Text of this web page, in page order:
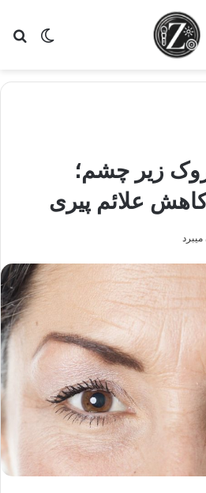
تغییر
زیر چشم؛
علائم پیری